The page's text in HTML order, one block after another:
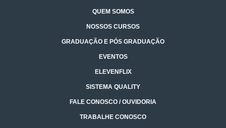
QUEM SOMOS
NOSSOS CURSOS
GRADUAÇÃO E PÓS GRADUAÇÃO
EVENTOS
ELEVENFLIX
SISTEMA QUALITY
FALE CONOSCO / OUVIDORIA
TRABALHE CONOSCO